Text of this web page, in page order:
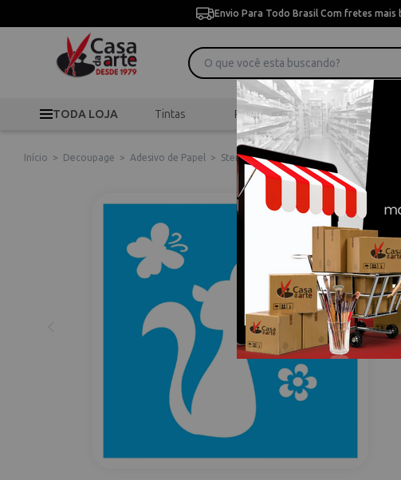
Envio Para Todo Brasil Com fretes mais
TODA LOJA Tintas Pincéis Desenho
Início > Decoupage > Adesivo de Papel > Stencil De Acetato Para Pintura 14x14